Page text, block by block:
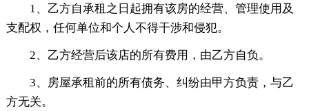
1、乙方自承租之日起拥有该房的经营、管理使用及
支配权，任何单位和个人不得干涉和侵犯。
2、乙方经营后该店的所有费用，由乙方自负。
3、房屋承租前的所有债务、纠纷由甲方负责，与乙
方无关。